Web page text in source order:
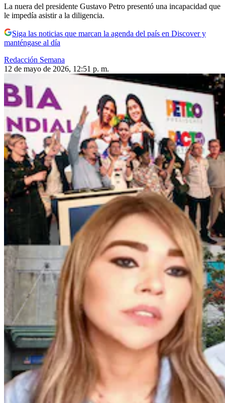
La nuera del presidente Gustavo Petro presentó una incapacidad que
le impedía asistir a la diligencia.
Siga las noticias que marcan la agenda del país en Discover y
manténgase al día
Redacción Semana
12 de mayo de 2026, 12:51 p. m.